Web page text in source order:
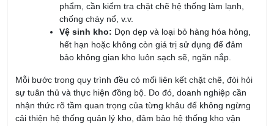
Vệ sinh kho:Dọn dẹp và loại bỏ hàng hóa hỏng,
hết hạn hoặc không còn giá trị sử dụng để đảm
bảo không gian kho luôn sạch sẽ, ngăn nắp.
Mỗi bước trong quy trình đều có mối liên kết chặt chẽ, đòi hỏi
nhận thức rõ tầm quan trọng của từng khâu để không ngừng
cải thiện hệ thống quản lý kho, đảm bảo hệ thống kho vận
hành trơn chu và hỗ trợ đắc lực cho các mục tiêu phát triển dài
hạn.